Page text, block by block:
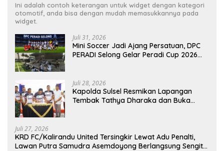
Ini adalah contoh keterangan untuk widget dengan kategori
otomotif, anda bisa dengan mudah memasukkannya pada
widget.
Juli 31, 2026
Mini Soccer Jadi Ajang Persatuan, DPC
PERADI Selong Gelar Peradi Cup 2026
Juli 28, 2026
Kapolda Sulsel Resmikan Lapangan
Tembak Tathya Dharaka dan Buka
Juli 27, 2026
KRD FC/Kalirandu United Tersingkir Lewat Adu Penalti,
Lawan Putra Samudra Asemdoyong Berlangsung Sengit